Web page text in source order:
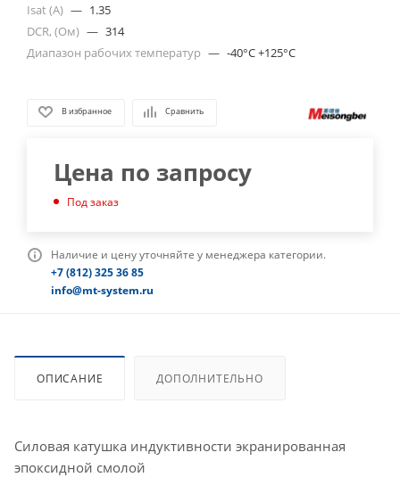
Isat (A) — 1.35
DCR, (Ом) — 314
Диапазон рабочих температур — -40°C +125°C
В избранное Сравнить
Цена по запросу
Под заказ
Наличие и цену уточняйте у менеджера категории.
+7 (812) 325 36 85
info@mt-system.ru
ОПИСАНИЕ ДОПОЛНИТЕЛЬНО
Силовая катушка индуктивности экранированная
эпоксидной смолой